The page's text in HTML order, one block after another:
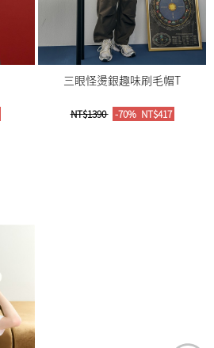
三眼怪燙銀趣味刷毛帽T
NT$1390 -70% NT$417